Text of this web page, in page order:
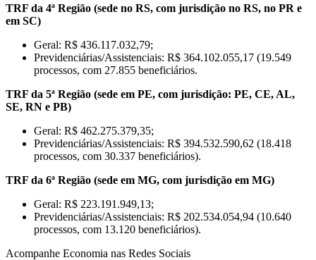
TRF da 4ª Região (sede no RS, com jurisdição no RS, no PR e
em SC)
Geral: R$ 436.117.032,79;
Previdenciárias/Assistenciais: R$ 364.102.055,17 (19.549
processos, com 27.855 beneficiários.
TRF da 5ª Região (sede em PE, com jurisdição: PE, CE, AL,
SE, RN e PB)
Geral: R$ 462.275.379,35;
Previdenciárias/Assistenciais: R$ 394.532.590,62 (18.418
processos, com 30.337 beneficiários).
TRF da 6ª Região (sede em MG, com jurisdição em MG)
Geral: R$ 223.191.949,13;
Previdenciárias/Assistenciais: R$ 202.534.054,94 (10.640
processos, com 13.120 beneficiários).
Acompanhe Economia nas Redes Sociais